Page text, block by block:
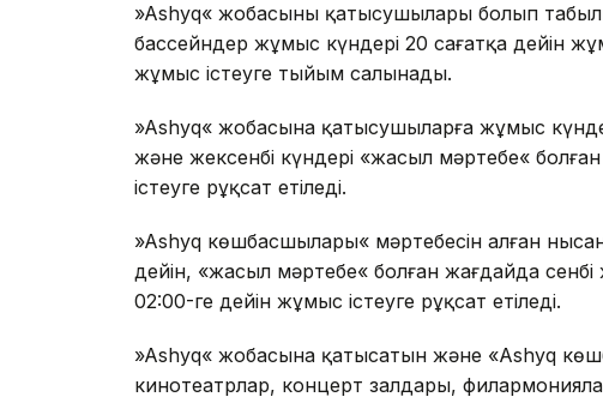
»Ashyq« жобасының қатысушылары болып
бассейндер жұмыс күндері 20 сағатқа дейін
жұмыс істеуге тыйым салынады.
»Ashyq« жобасына қатысушыларға жұмыс
және жексенбі күндері «жасыл мәртебе«
істеуге рұқсат етіледі.
»Ashyq көшбасшылары« мәртебесін алған
дейін, «жасыл мәртебе« болған жағдайда
02:00-ге дейін жұмыс істеуге рұқсат етіледі.
»Ashyq« жобасына қатысатын және «Ashyq
кинотеатрлар, концерт залдары,